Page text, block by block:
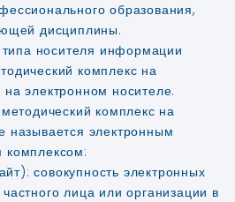
образования,
дисциплины.
носителя информации
комплекс на
электронном носителе.
комплекс на
называется электронным
комплексом:
совокупность электронных
лица или организации в